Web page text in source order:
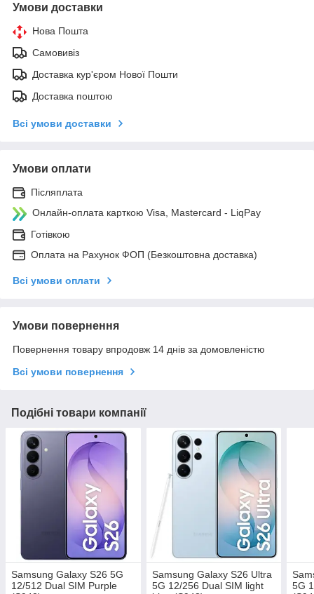
Умови доставки
Нова Пошта
Самовивіз
Доставка кур'єром Нової Пошти
Доставка поштою
Всі умови доставки
Умови оплати
Післяплата
Онлайн-оплата карткою Visa, Mastercard - LiqPay
Готівкою
Оплата на Рахунок ФОП (Безкоштовна доставка)
Всі умови оплати
Умови повернення
Повернення товару впродовж 14 днів за домовленістю
Всі умови повернення
Подібні товари компанії
Samsung Galaxy S26 5G
12/512 Dual SIM Purple
Samsung Galaxy S26 Ultra
5G 12/256 Dual SIM light
5G